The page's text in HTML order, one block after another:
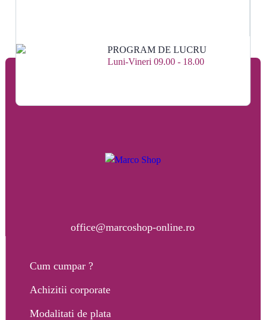
PROGRAM DE LUCRU
Luni-Vineri 09.00 - 18.00
office@marcoshop-online.ro
Cum cumpar ?
Achizitii corporate
Modalitati de plata